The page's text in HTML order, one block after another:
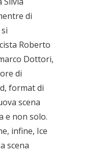
di
Roberto
Dottori,
di
format di
scena
e non solo.
infine, Ice
scena